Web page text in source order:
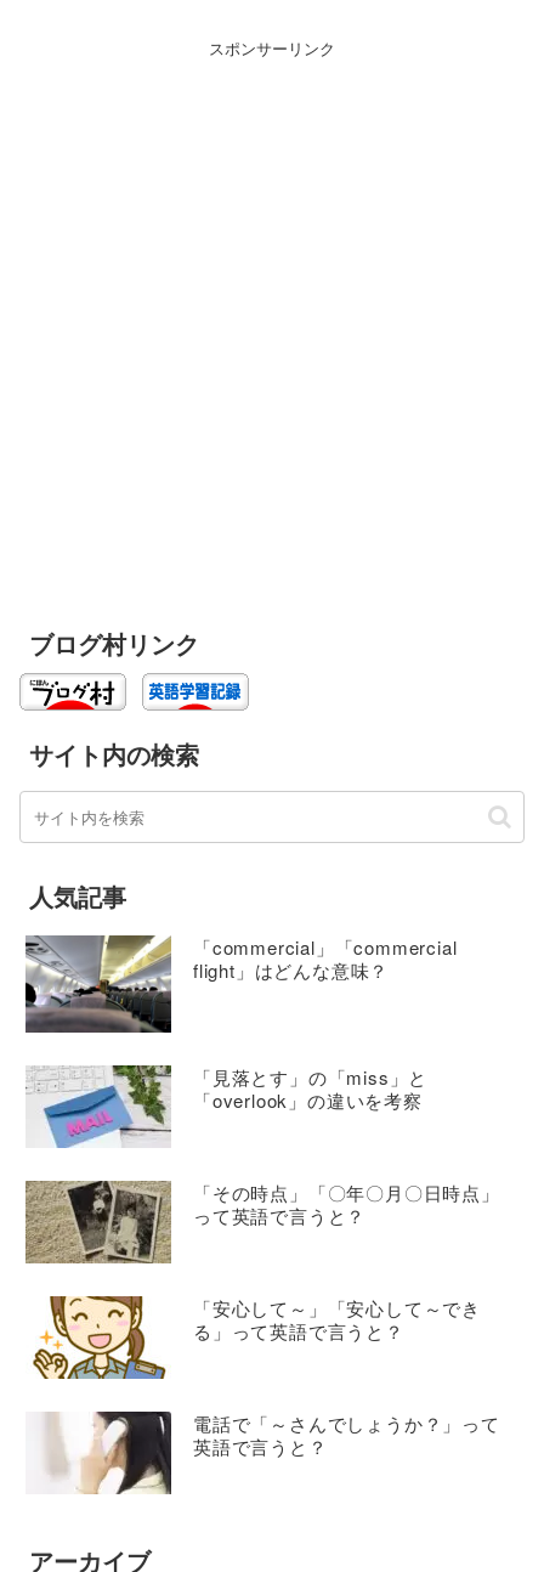
スポンサーリンク
ブログ村リンク
サイト内の検索
人気記事
「commercial」「commercial
flight」はどんな意味？
「見落とす」の「miss」と
「overlook」の違いを考察
「その時点」「〇年〇月〇日時点」
って英語で言うと？
「安心して～」「安心して～でき
る」って英語で言うと？
電話で「～さんでしょうか？」って
英語で言うと？
アーカイブ